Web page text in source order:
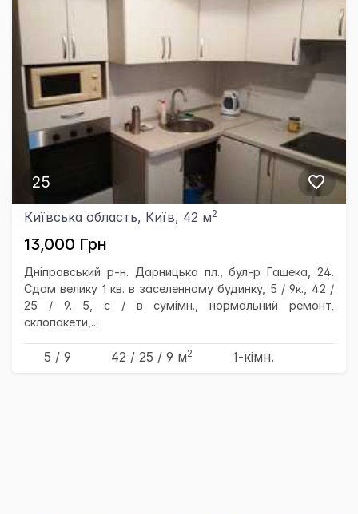
25
Київська область, Київ, 42 м2
13,000 Грн
Дніпровський р-н. Дарницька пл., бул-р Гашека, 24.
Сдам велику 1 кв. в заселенному будинку, 5 / 9к., 42 /
25 / 9. 5, с / в сумімн., нормальний ремонт,
склопакети,...
5 / 9 42 / 25 / 9 м2 1-кімн.